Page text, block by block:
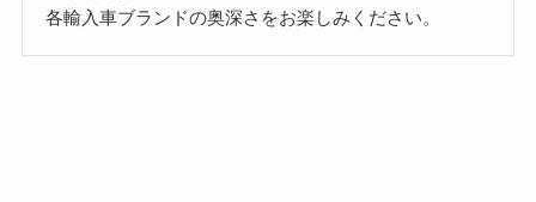
各輸入車ブランドの奥深さをお楽しみください。